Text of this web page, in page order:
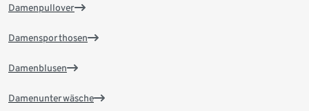
Damenpullover
Damensporthosen
Damenblusen
Damenunterwäsche